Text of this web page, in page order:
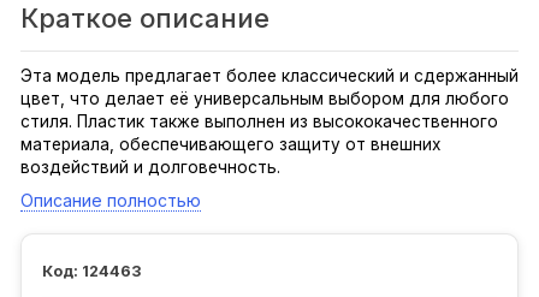
Краткое описание
Эта модель предлагает более классический и сдержанный
цвет, что делает её универсальным выбором для любого
стиля. Пластик также выполнен из высококачественного
материала, обеспечивающего защиту от внешних
воздействий и долговечность.
Описание полностью
124463